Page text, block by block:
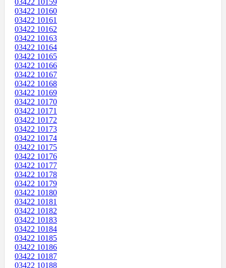
03422 10159
03422 10160
03422 10161
03422 10162
03422 10163
03422 10164
03422 10165
03422 10166
03422 10167
03422 10168
03422 10169
03422 10170
03422 10171
03422 10172
03422 10173
03422 10174
03422 10175
03422 10176
03422 10177
03422 10178
03422 10179
03422 10180
03422 10181
03422 10182
03422 10183
03422 10184
03422 10185
03422 10186
03422 10187
03422 10188